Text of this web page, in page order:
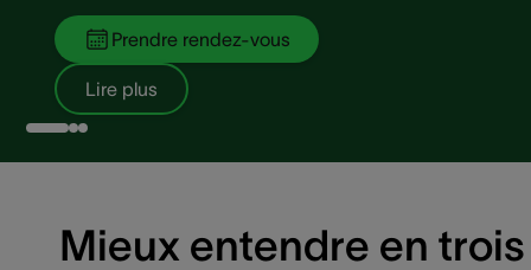
Prendre rendez-vous
Lire plus
Mieux entendre en trois